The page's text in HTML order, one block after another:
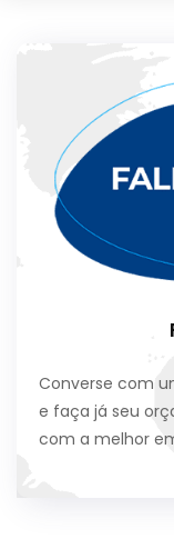
Converse com
e faça já seu
com a melhor